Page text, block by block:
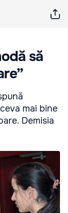
să
mai bine
Demisia